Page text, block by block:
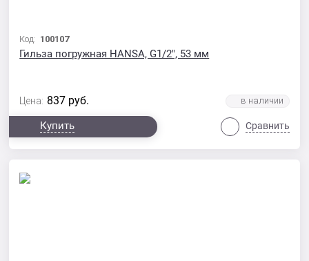
Код: 100107
Гильза погружная HANSA, G1/2", 53 мм
Цена: 837 руб.
Купить Сравнить